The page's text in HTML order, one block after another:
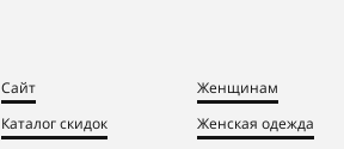
Сайт
Каталог скидок
Женщинам
Женская одежда